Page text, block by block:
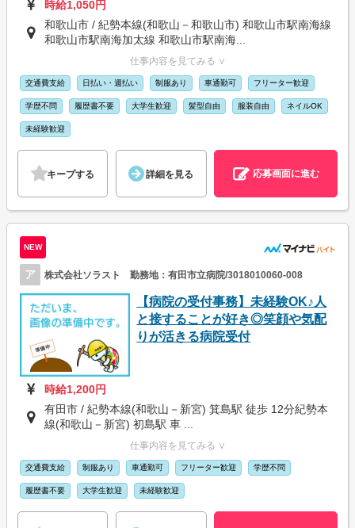
時給1,050円
和歌山市 / 紀勢本線(和歌山－和歌山市) 和歌山市駅南海線
和歌山市駅南海加太線 和歌山市駅南海...
仕事内容を見てみる ∨
交通費支給 日払い・週払い 制服あり 車通勤可 フリーター歓迎
学歴不問 履歴書不要 大学生歓迎 髪型自由 服装自由 ネイルOK
未経験歓迎
キープする 詳細を見る 応募画面に進む
NEW
ア 株式会社ソラスト 勤務地：有田市立病院/3018010060-008
【病院の受付事務】未経験OK♪人
と接することが好き◎笑顔や気配
りが活きる病院受付
時給1,200円
有田市 / 紀勢本線(和歌山－新宮) 箕島駅 徒歩 12分紀勢本
線(和歌山－新宮) 初島駅 車 ...
仕事内容を見てみる ∨
交通費支給 制服あり 車通勤可 フリーター歓迎 学歴不問
履歴書不要 大学生歓迎 未経験歓迎